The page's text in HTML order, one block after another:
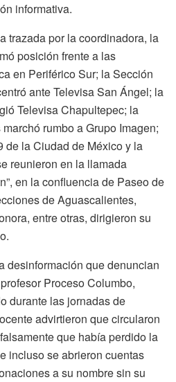
informativa.
trazada por la coordinadora, la
posición frente a las
en Periférico Sur; la Sección
ante Televisa San Ángel; la
Televisa Chapultepec; la
rumbo a Grupo Imagen;
de la Ciudad de México y la
reunieron en la llamada
en la confluencia de Paseo de
de Aguascalientes,
entre otras, dirigieron su
desinformación que denuncian
Proceso Columbo,
durante las jornadas de
advirtieron que circularon
que había perdido la
incluso se abrieron cuentas
a su nombre sin su